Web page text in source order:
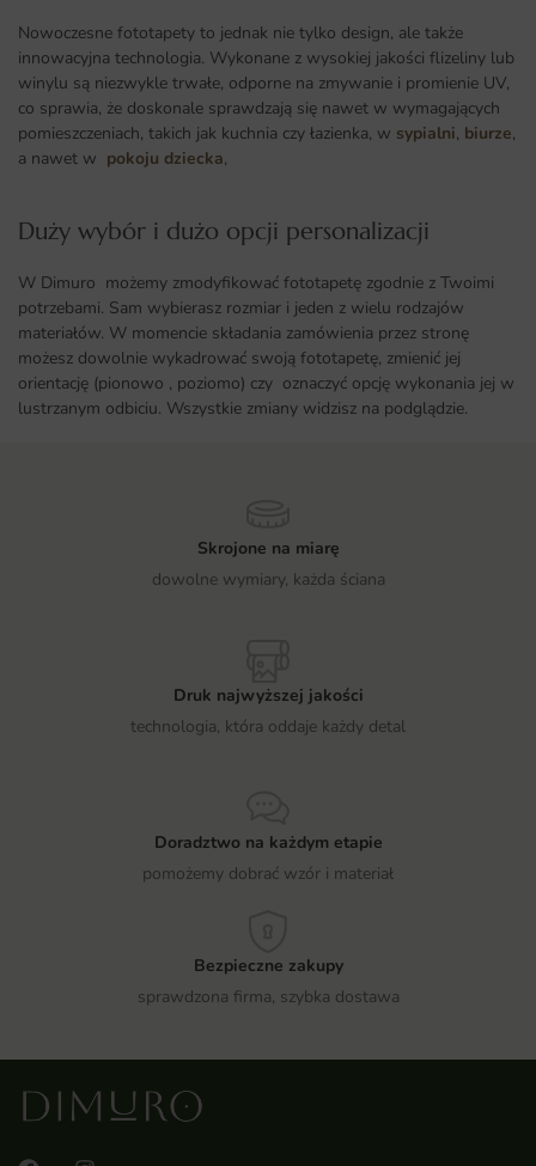
Nowoczesne fototapety to jednak nie tylko design, ale także
innowacyjna technologia. Wykonane z wysokiej jakości flizeliny lub
winylu są niezwykle trwałe, odporne na zmywanie i promienie UV,
co sprawia, że doskonale sprawdzają się nawet w wymagających
pomieszczeniach, takich jak kuchnia czy łazienka, w sypialni, biurze,
a nawet w pokoju dziecka,
Duży wybór i dużo opcji personalizacji ​
W Dimuro możemy zmodyfikować fototapetę zgodnie z Twoimi
potrzebami. Sam wybierasz rozmiar i jeden z wielu rodzajów
materiałów. W momencie składania zamówienia przez stronę
możesz dowolnie wykadrować swoją fototapetę, zmienić jej
orientację (pionowo , poziomo) czy oznaczyć opcję wykonania jej w
lustrzanym odbiciu. Wszystkie zmiany widzisz na podglądzie.
Skrojone na miarę
dowolne wymiary, każda ściana
Druk najwyższej jakości
technologia, która oddaje każdy detal
Doradztwo na każdym etapie
pomożemy dobrać wzór i materiał
Bezpieczne zakupy
sprawdzona firma, szybka dostawa